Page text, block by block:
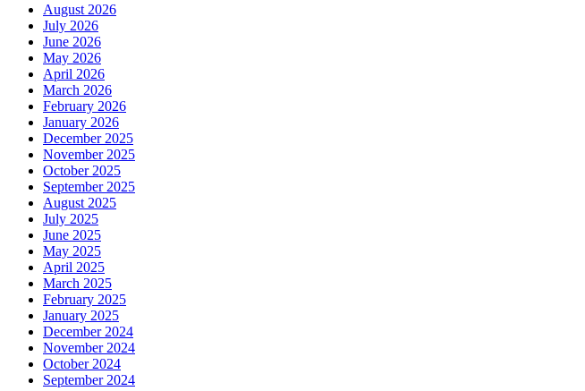
August 2026
July 2026
June 2026
May 2026
April 2026
March 2026
February 2026
January 2026
December 2025
November 2025
October 2025
September 2025
August 2025
July 2025
June 2025
May 2025
April 2025
March 2025
February 2025
January 2025
December 2024
November 2024
October 2024
September 2024